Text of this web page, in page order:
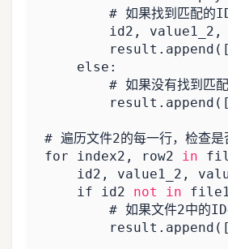
# 如果找到匹配的
id2 , value1_2 ,
result . append ([
else :
# 如果没有找到匹
result . append ([
# 遍历文件2的每一行，检查是
for
index2 , row2 in
id2 , value1_2 ,
if
id2 not in
# 如果文件2中的ID
result . append ([